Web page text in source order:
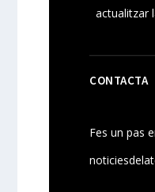
actualitzar
CONTACTA
Fes un pas